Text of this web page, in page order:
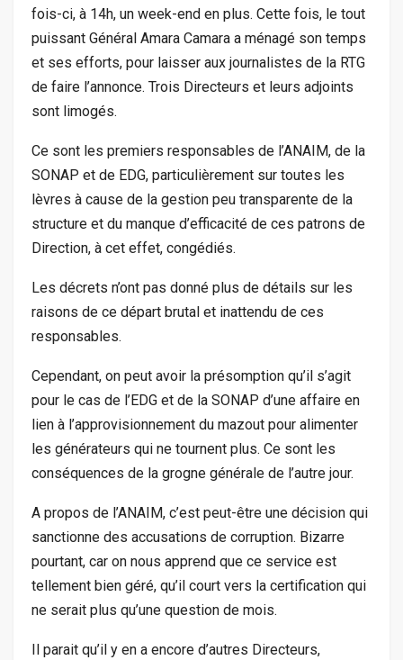
fois-ci, à 14h, un week-end en plus. Cette fois, le tout
puissant Général Amara Camara a ménagé son temps
et ses efforts, pour laisser aux journalistes de la RTG
de faire l’annonce. Trois Directeurs et leurs adjoints
sont limogés.
Ce sont les premiers responsables de l’ANAIM, de la
SONAP et de EDG, particulièrement sur toutes les
lèvres à cause de la gestion peu transparente de la
structure et du manque d’efficacité de ces patrons de
Direction, à cet effet, congédiés.
Les décrets n’ont pas donné plus de détails sur les
raisons de ce départ brutal et inattendu de ces
responsables.
Cependant, on peut avoir la présomption qu’il s’agit
pour le cas de l’EDG et de la SONAP d’une affaire en
lien à l’approvisionnement du mazout pour alimenter
les générateurs qui ne tournent plus. Ce sont les
conséquences de la grogne générale de l’autre jour.
A propos de l’ANAIM, c’est peut-être une décision qui
sanctionne des accusations de corruption. Bizarre
pourtant, car on nous apprend que ce service est
tellement bien géré, qu’il court vers la certification qui
ne serait plus qu’une question de mois.
Il parait qu’il y en a encore d’autres Directeurs,